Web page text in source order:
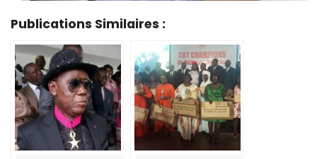
Publications Similaires :